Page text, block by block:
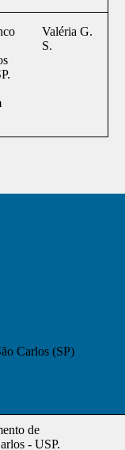
Valéria G.
S.
Carlos (SP)
de
- USP.